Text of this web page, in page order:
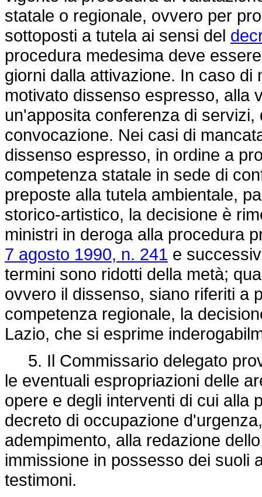
statale o regionale, ovvero per
sottoposti a tutela ai sensi del
procedura medesima deve
giorni dalla attivazione. In caso
motivato dissenso espresso, alla
un'apposita conferenza di
convocazione. Nei casi di
dissenso espresso, in ordine a
competenza statale in sede di
preposte alla tutela ambientale,
storico-artistico, la decisione è
ministri in deroga alla procedura
7 agosto 1990, n. 241 e
termini sono ridotti della metà;
ovvero il dissenso, siano riferiti a
competenza regionale, la
Lazio, che si esprime
5. Il Commissario delegato
le eventuali espropriazioni delle
opere e degli interventi di cui alla
decreto di occupazione
adempimento, alla redazione
immissione in possesso dei suoli
testimoni.